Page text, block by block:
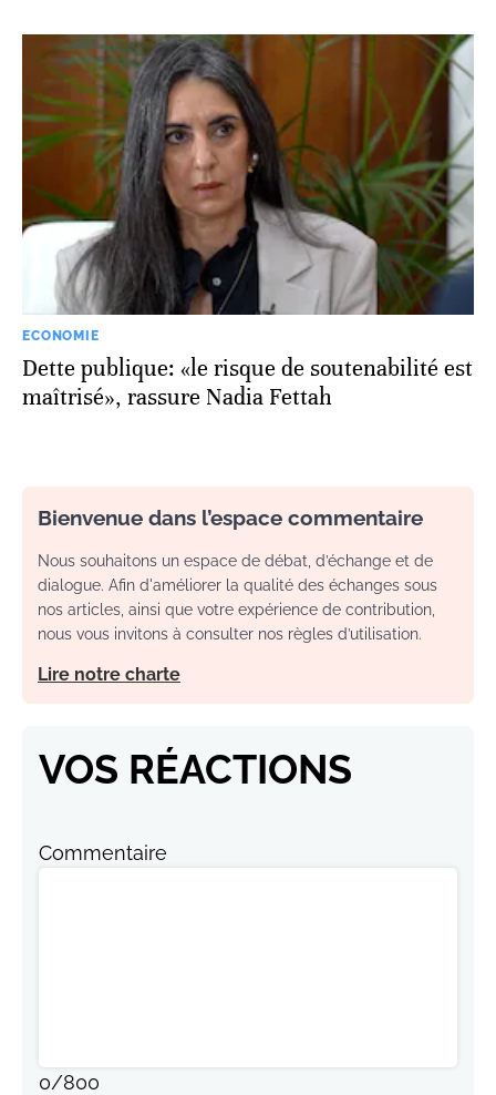
ECONOMIE
Dette publique: «le risque de soutenabilité est
maîtrisé», rassure Nadia Fettah
Bienvenue dans l’espace commentaire
Nous souhaitons un espace de débat, d’échange et de
dialogue. Afin d'améliorer la qualité des échanges sous
nos articles, ainsi que votre expérience de contribution,
nous vous invitons à consulter nos règles d’utilisation.
Lire notre charte
VOS RÉACTIONS
Commentaire
0/800